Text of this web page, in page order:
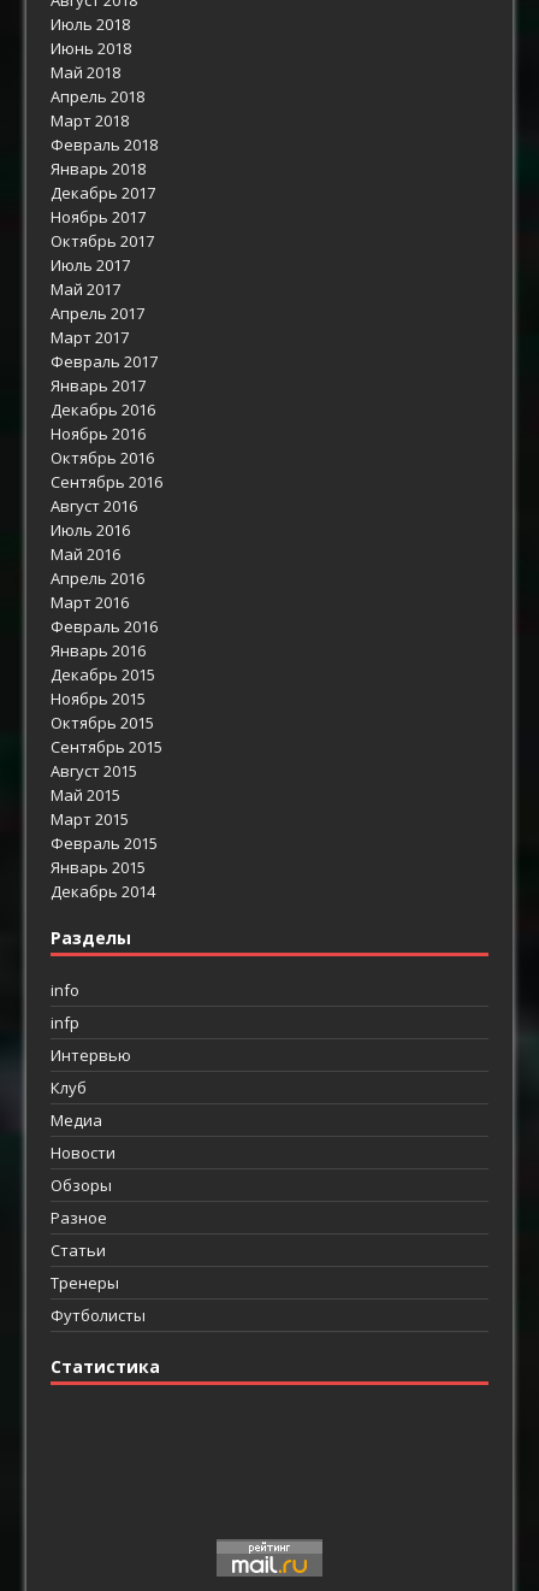
Июль 2018
Июнь 2018
Май 2018
Апрель 2018
Март 2018
Февраль 2018
Январь 2018
Декабрь 2017
Ноябрь 2017
Октябрь 2017
Июль 2017
Май 2017
Апрель 2017
Март 2017
Февраль 2017
Январь 2017
Декабрь 2016
Ноябрь 2016
Октябрь 2016
Сентябрь 2016
Август 2016
Июль 2016
Май 2016
Апрель 2016
Март 2016
Февраль 2016
Январь 2016
Декабрь 2015
Ноябрь 2015
Октябрь 2015
Сентябрь 2015
Август 2015
Май 2015
Март 2015
Февраль 2015
Январь 2015
Декабрь 2014
Разделы
info
infp
Интервью
Клуб
Медиа
Новости
Обзоры
Разное
Статьи
Тренеры
Футболисты
Статистика